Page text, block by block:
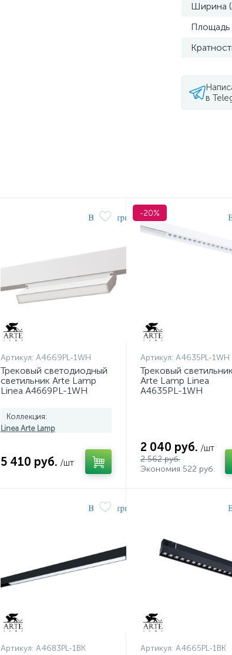
Ширина
в
Артикул: A4669PL-1WH
Трековый светодиодный
светильник Arte Lamp
Linea A4669PL-1WH
Коллекция:
Linea Arte Lamp
5 410 руб. /шт
-20%
Артикул: A4635PL-1WH
Трековый светильник
Arte Lamp Linea
A4635PL-1WH
2 040 руб. /шт
2 562 руб.
Экономия 522 руб.
Артикул: A4683PL-1BK Артикул: A4665PL-1BK